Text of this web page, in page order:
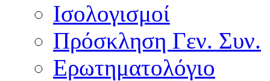
Ισολογισμοί
Πρόσκληση Γεν. Συν.
Ερωτηματολόγιο